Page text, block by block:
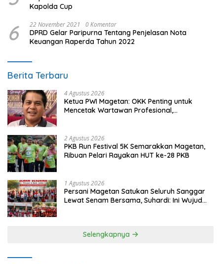
Kapolda Cup
6 22 November 2021 0 Komentar
DPRD Gelar Paripurna Tentang Penjelasan Nota
Keuangan Raperda Tahun 2022
Berita Terbaru
4 Agustus 2026
Ketua PWI Magetan: OKK Penting untuk
Mencetak Wartawan Profesional,
2 Agustus 2026
PKB Run Festival 5K Semarakkan Magetan,
Ribuan Pelari Rayakan HUT ke-28 PKB
1 Agustus 2026
Persani Magetan Satukan Seluruh Sanggar
Lewat Senam Bersama, Suhardi: Ini Wujud
Selengkapnya